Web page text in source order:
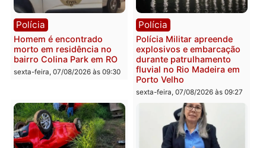
Polícia
com mais de 72 quilos de
mercúrio escondidos em
estepe em Porto Velho
sexta-feira, 07/08/2026 às 09:38
Polícia
Polícia Civil deflagra
operação contra facção
criminosa que atacava
provedores de internet
Rondônia